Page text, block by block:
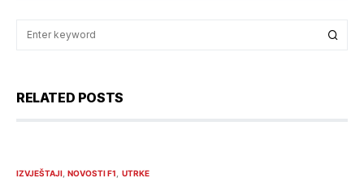
RELATED POSTS
IZVJEŠTAJI NOVOSTI F1 UTRKE